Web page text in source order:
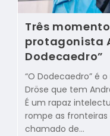
Três
protagonista
Dodecaedro”
“O Dodecaedro” é
Dröse que tem
É um rapaz
rompe as
chamado de…